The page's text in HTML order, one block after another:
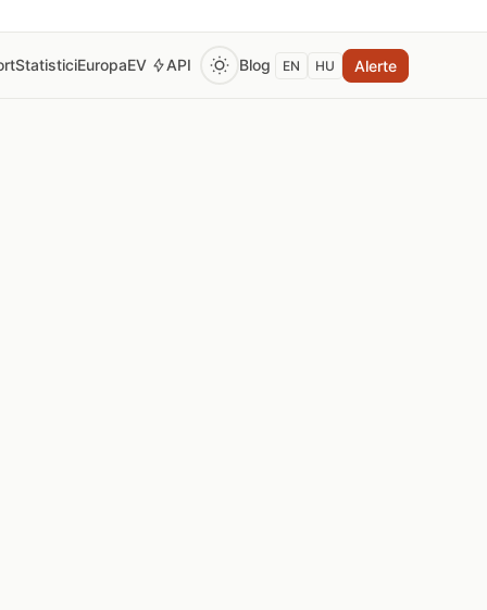
StatisticiEuropaEV API Blog EN HU Alerte